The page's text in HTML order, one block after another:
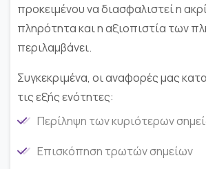
προκειμένου να διασφαλιστεί η
πληρότητα και η αξιοπιστία των
περιλαμβάνει.
Συγκεκριμένα, οι αναφορές μας
τις εξής ενότητες:
Περίληψη των κυριότερων
Επισκόπηση τρωτών σημείων